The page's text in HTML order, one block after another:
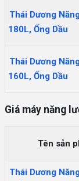
Thái Dương
180L, Ống Dầu
Thái Dương
160L, Ống Dầu
Giá máy năng
Tên sản
Thái Dương